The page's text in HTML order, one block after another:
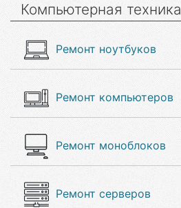
Компьютерная техника
Ремонт ноутбуков
Ремонт компьютеров
Ремонт моноблоков
Ремонт серверов